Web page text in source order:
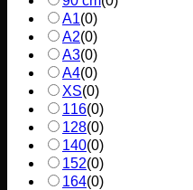
A1(0)
A2(0)
A3(0)
A4(0)
XS(0)
116(0)
128(0)
140(0)
152(0)
164(0)